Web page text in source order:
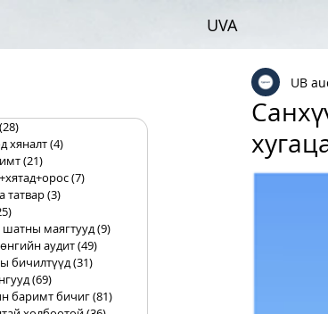
UVA
(28)
хяналт(4)
(21)
(7)
татвар(3)
шатны маягтууд(9)
аудит(49)
бичилтүүд(31)
(69)
баримт бичиг(81)
UB